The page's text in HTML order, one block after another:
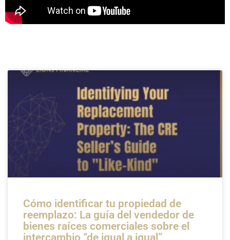
Cómo identificar tu propiedad de
reemplazo: La guía del vendedor de
bienes raíces comerciales sobre el
intercambio “de igual a igual”